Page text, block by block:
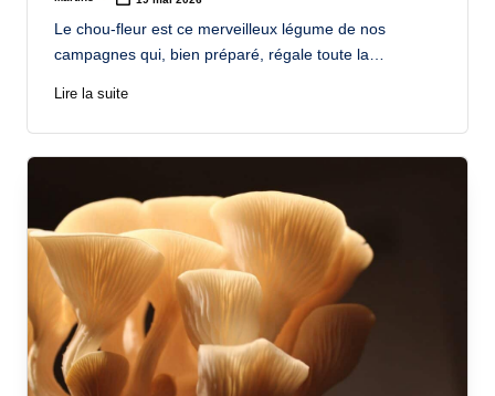
Posted
Le chou-fleur est ce merveilleux légume de nos
campagnes qui, bien préparé, régale toute la…
Lire la suite